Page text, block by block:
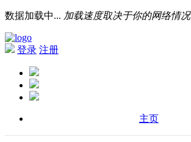
数据加载中... 加载速度取决于你的网络情况
登录 注册
主页